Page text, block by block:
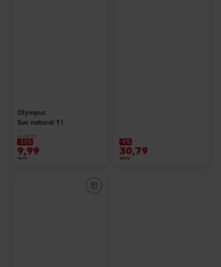
Olympus
Suc natural 1 l
(=1 l 9.99)
-33%
9,99
14,99
-9%
30,79
33,90